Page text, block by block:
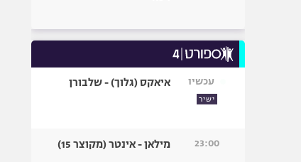
עכשיו
ישיר
איאקס (גלוך) - שלבורן
23:00 מילאן - אינטר (מקוצר 15)